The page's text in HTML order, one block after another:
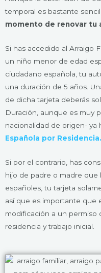
temporal es bastante
momento de renovar tu
Si has accedido al Arraigo
un niño menor de edad
ciudadano española, tu
una duración de 5 años.
de dicha tarjeta deberás
Duración, aunque es muy
nacionalidad de origen- ya
Española por Residencia.
Si por el contrario, has
hijo de padre o madre que
españoles, tu tarjeta
así que es importante que
modificación a un permiso
residencia y trabajo inicial.